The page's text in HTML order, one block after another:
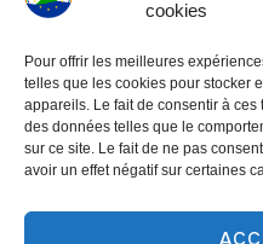
cookies
Pour offrir les meilleures
telles que les cookies pour stocker
appareils. Le fait de consentir à
des données telles que le
sur ce site. Le fait de ne pas
avoir un effet négatif sur certaines